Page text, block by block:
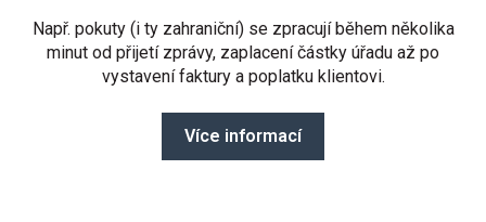
Např. pokuty (i ty zahraniční) se zpracují během několika
minut od přijetí zprávy, zaplacení částky úřadu až po
vystavení faktury a poplatku klientovi.
Více informací